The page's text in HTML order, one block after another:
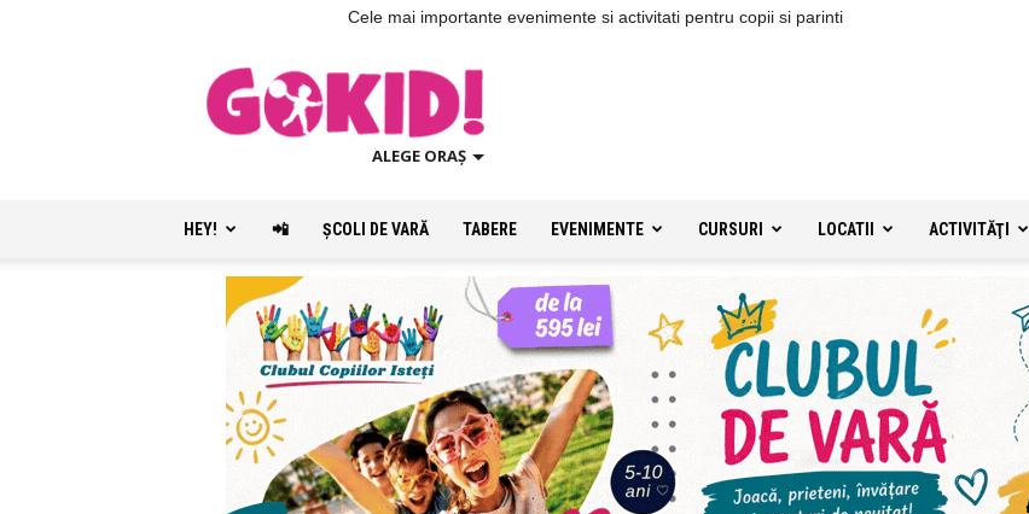
Cele mai importante evenimente si activitati pentru copii si parinti
ALEGE ORAȘ
HEY! 📲 ŞCOLI DE VARĂ TABERE EVENIMENTE CURSURI LOCATII ACTIVITĂŢI